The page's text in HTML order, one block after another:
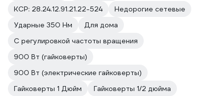
КСР: 28.24.12.91.21.22-524
Недорогие сетевые
Ударные 350 Нм
Для дома
С регулировкой частоты вращения
900 Вт (гайковерты)
900 Вт (электрические гайковерты)
Гайковерты 1 Дюйм
Гайковерты 1/2 дюйма